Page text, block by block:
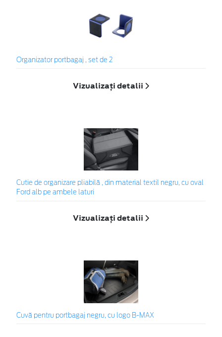
Organizator portbagaj , set de 2
Vizualizați detalii
Cutie de organizare pliabilă , din material textil negru, cu oval
Ford alb pe ambele laturi
Vizualizați detalii
Cuvă pentru portbagaj negru, cu logo B-MAX